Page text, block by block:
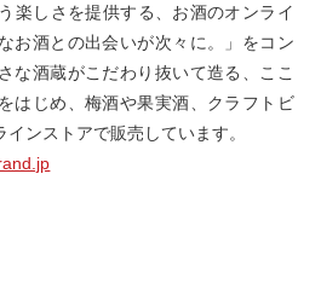
楽しさを提供する、お酒のオンライ
お酒との出会いが次々に。」をコン
な酒蔵がこだわり抜いて造る、ここ
はじめ、梅酒や果実酒、クラフトビ
ンストアで販売しています。